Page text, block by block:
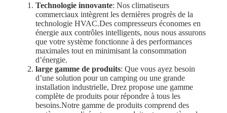
Technologie innovante: Nos climatiseurs
commerciaux intègrent les dernières progrès de la
technologie HVAC.Des compresseurs économes en
énergie aux contrôles intelligents, nous nous assurons
que votre système fonctionne à des performances
maximales tout en minimisant la consommation
d’énergie.
large gamme de produits: Que vous ayez besoin
d’une solution pour un camping ou une grande
installation industrielle, Drez propose une gamme
complète de produits pour répondre à tous les
besoins.Notre gamme de produits comprend des